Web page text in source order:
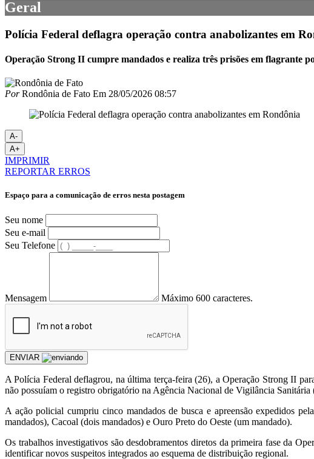
Geral
Polícia Federal deflagra operação contra anabolizantes em
Operação Strong II cumpre mandados e realiza três prisões em flagrante
PorRondônia de Fato Em 28/05/2026 08:57
A-
A+
IMPRIMIR
REPORTAR ERROS
Espaço para a comunicação de erros nesta postagem
Seu nome
Seu e-mail
Seu Telefone
Mensagem Máximo 600 caracteres.
ENVIAR
A Polícia Federal deflagrou, na última terça-feira (26), a Operação Strong II
não possuíam o registro obrigatório na Agência Nacional de Vigilância Sanitária
A ação policial cumpriu cinco mandados de busca e apreensão expedidos
mandados), Cacoal (dois mandados) e Ouro Preto do Oeste (um mandado).
Os trabalhos investigativos são desdobramentos diretos da primeira fase da
identificar novos suspeitos integrados ao esquema de distribuição regional.